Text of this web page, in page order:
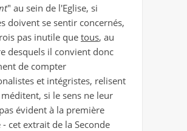
" au sein de l'Eglise, si
doivent se sentir concernés,
pas inutile que tous, au
desquels il convient donc
de compter
et intégristes, relisent
si le sens ne leur
évident à la première
- cet extrait de la Seconde